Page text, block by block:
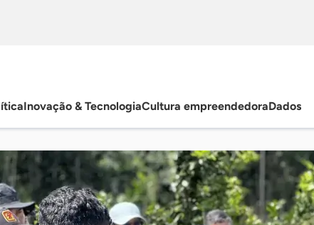
Inovação & TecnologiaCultura empreendedoraDados